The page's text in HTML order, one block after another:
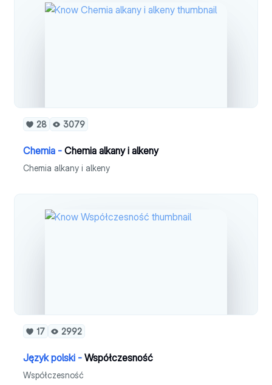
28 3079
Chemia - Chemia alkany i alkeny
Chemia alkany i alkeny
17 2992
Język polski - Współczesność
Współczesność